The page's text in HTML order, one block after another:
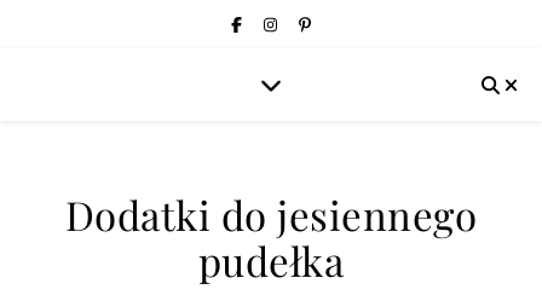
Dodatki do jesiennego
pudełka